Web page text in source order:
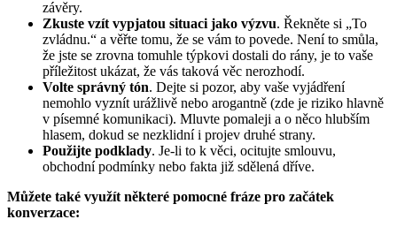
závěry.
Zkuste vzít vypjatou situaci jako výzvu. Řekněte si „To
zvládnu.“ a věřte tomu, že se vám to povede. Není to smůla,
že jste se zrovna tomuhle týpkovi dostali do rány, je to vaše
příležitost ukázat, že vás taková věc nerozhodí.
Volte správný tón. Dejte si pozor, aby vaše vyjádření
nemohlo vyznít urážlivě nebo arogantně (zde je riziko hlavně
v písemné komunikaci). Mluvte pomaleji a o něco hlubším
hlasem, dokud se nezklidní i projev druhé strany.
Použijte podklady. Je-li to k věci, ocitujte smlouvu,
obchodní podmínky nebo fakta již sdělená dříve.
Můžete také využít některé pomocné fráze pro začátek
konverzace: